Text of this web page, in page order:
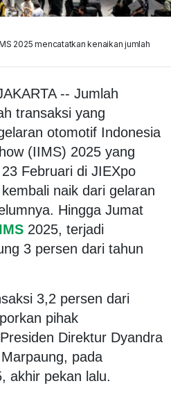
2025 mencatatkan kenaikan jumlah
-- Jumlah
transaksi yang
otomotif Indonesia
(IIMS) 2025 yang
Februari di JIEXpo
naik dari gelaran
Hingga Jumat
2025, terjadi
3 persen dari tahun
3,2 persen dari
pihak
Direktur Dyandra
pada
akhir pekan lalu.